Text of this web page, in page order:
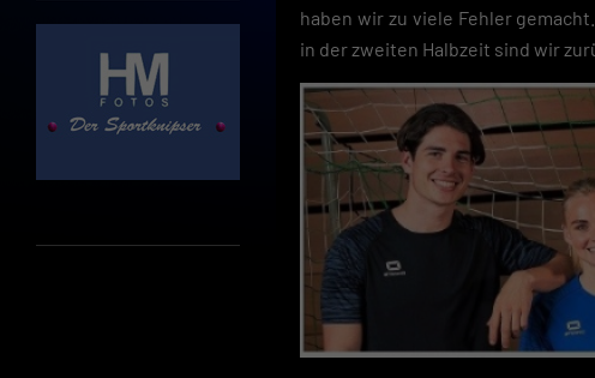
haben wir zu viele Fehler
in der zweiten Halbzeit sind wir